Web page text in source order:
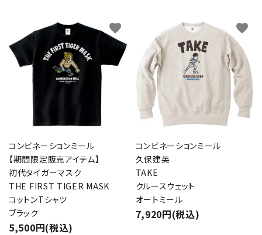
コンビネーションミール
【期間限定販売アイテム】
初代タイガーマスク
THE FIRST TIGER MASK
コットンTシャツ
ブラック
5,500円(税込)
favorite
コンビネーションミール
久保建英
TAKE
クルースウェット
オートミール
7,920円(税込)
favorite